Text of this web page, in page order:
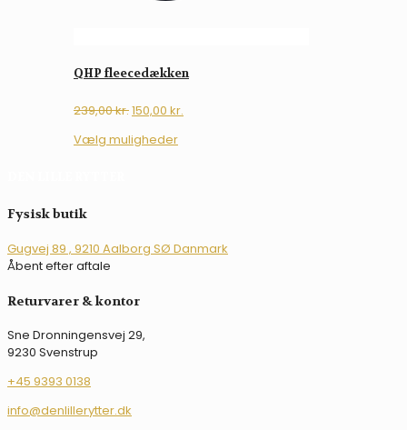
QHP fleecedækken
239,00kr.Den
pris
150,00 kr.
Vælg mulighederDette
kan
vælges
Fysisk butik
Gugvej 89 , 9210 Aalborg SØ Danmark
Åbent efter aftale
Returvarer & kontor
Sne Dronningensvej 29,
9230 Svenstrup
+45 9393 0138
info@denlillerytter.dk